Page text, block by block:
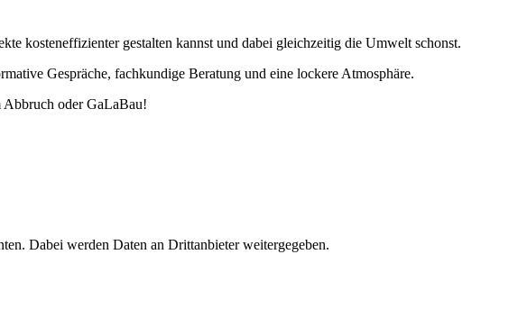
kosteneffizienter gestalten kannst und dabei gleichzeitig die Umwelt schonst.
Gespräche, fachkundige Beratung und eine lockere Atmosphäre.
Abbruch oder GaLaBau!
Dabei werden Daten an Drittanbieter weitergegeben.